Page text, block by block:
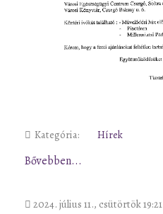
Kategória: Hírek
Bővebben...
2024. július 11., csütörtök 19:21